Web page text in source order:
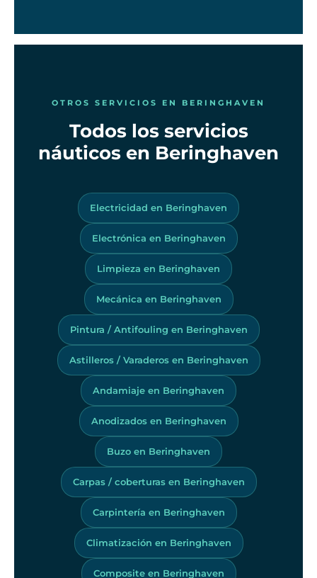
OTROS SERVICIOS EN BERINGHAVEN
Todos los servicios
náuticos en Beringhaven
Electricidad en Beringhaven
Electrónica en Beringhaven
Limpieza en Beringhaven
Mecánica en Beringhaven
Pintura / Antifouling en Beringhaven
Astilleros / Varaderos en Beringhaven
Andamiaje en Beringhaven
Anodizados en Beringhaven
Buzo en Beringhaven
Carpas / coberturas en Beringhaven
Carpintería en Beringhaven
Climatización en Beringhaven
Composite en Beringhaven